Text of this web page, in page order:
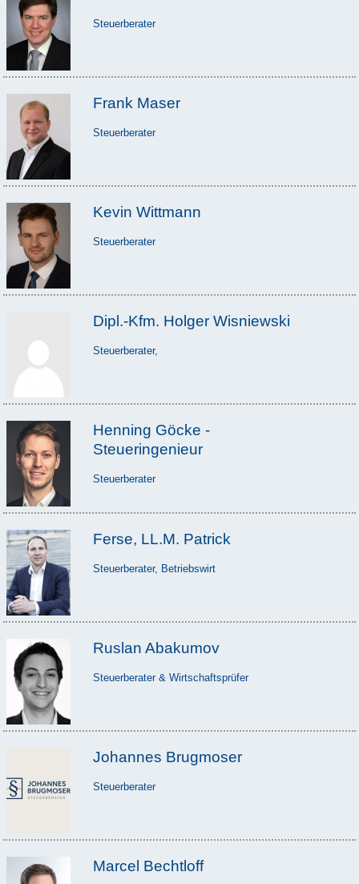
Steuerberater
Frank Maser
Steuerberater
Kevin Wittmann
Steuerberater
Dipl.-Kfm. Holger Wisniewski
Steuerberater,
Henning Göcke -
Steueringenieur
Steuerberater
Ferse, LL.M. Patrick
Steuerberater, Betriebswirt
Ruslan Abakumov
Steuerberater & Wirtschaftsprüfer
Johannes Brugmoser
Steuerberater
Marcel Bechtloff